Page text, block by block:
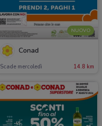
NUOVO
Conad
Scade mercoledì 14.8 km